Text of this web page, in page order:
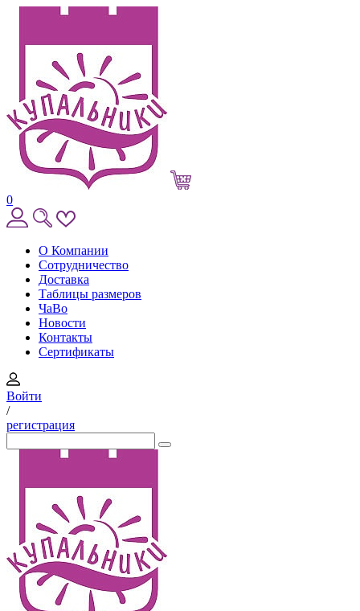
0
О Компании
Сотрудничество
Доставка
Таблицы размеров
ЧаВо
Новости
Контакты
Сертификаты
Войти
/
регистрация